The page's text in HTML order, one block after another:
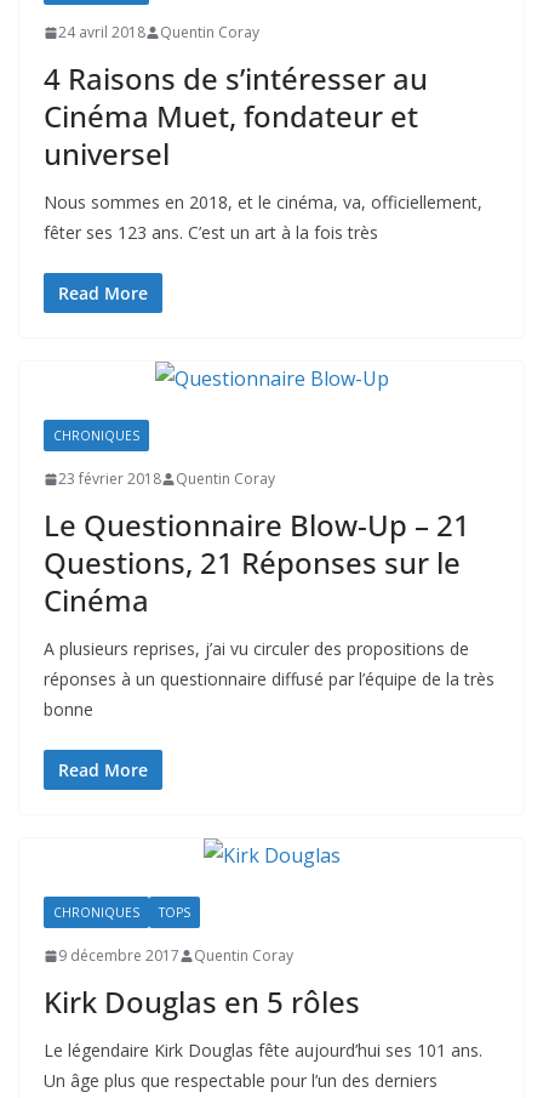
24 avril 2018 Quentin Coray
4 Raisons de s’intéresser au
Cinéma Muet, fondateur et
universel
Nous sommes en 2018, et le cinéma, va, officiellement,
fêter ses 123 ans. C’est un art à la fois très
Read More
CHRONIQUES
23 février 2018 Quentin Coray
Le Questionnaire Blow-Up – 21
Questions, 21 Réponses sur le
Cinéma
A plusieurs reprises, j’ai vu circuler des propositions de
réponses à un questionnaire diffusé par l’équipe de la très
bonne
Read More
CHRONIQUES TOPS
9 décembre 2017 Quentin Coray
Kirk Douglas en 5 rôles
Le légendaire Kirk Douglas fête aujourd’hui ses 101 ans.
Un âge plus que respectable pour l’un des derniers